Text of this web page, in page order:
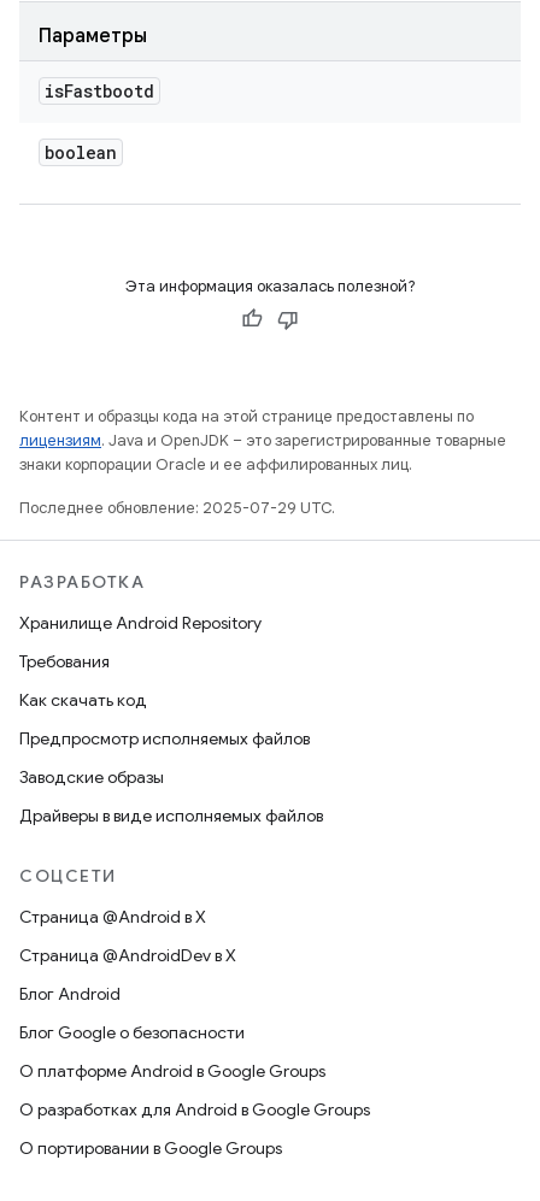
Параметры
isFastbootd
boolean
Эта информация оказалась полезной?
Контент и образцы кода на этой странице предоставлены по
лицензиям. Java и OpenJDK – это зарегистрированные товарные
знаки корпорации Oracle и ее аффилированных лиц.
Последнее обновление: 2025-07-29 UTC.
РАЗРАБОТКА
Хранилище Android Repository
Требования
Как скачать код
Предпросмотр исполняемых файлов
Заводские образы
Драйверы в виде исполняемых файлов
СОЦСЕТИ
Страница @Android в X
Страница @AndroidDev в X
Блог Android
Блог Google о безопасности
О платформе Android в Google Groups
О разработках для Android в Google Groups
О портировании в Google Groups